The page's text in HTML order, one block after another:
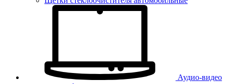
Аудио-видео